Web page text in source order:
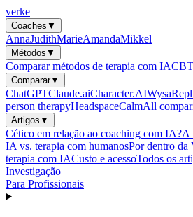
verke
Coaches ▼
AnnaJudithMarieAmandaMikkel
Métodos ▼
Comparar métodos de terapia com IACBT
Comparar▼
ChatGPTClaude.aiCharacter.AIWysa
person therapyHeadspaceCalmAll
Artigos ▼
Cético em relação ao coaching com IA?A
IA vs. terapia com humanosPor dentro da
terapia com IACusto e acessoTodos os
Investigação
Para Profissionais